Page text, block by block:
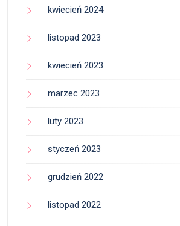
kwiecień 2024
listopad 2023
kwiecień 2023
marzec 2023
luty 2023
styczeń 2023
grudzień 2022
listopad 2022